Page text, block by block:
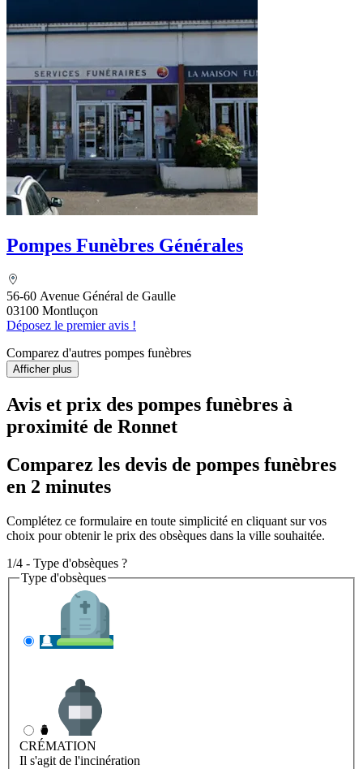
Pompes Funèbres Générales
56-60 Avenue Général de Gaulle
03100 Montluçon
Déposez le premier avis !
Comparez d'autres pompes funèbres
Afficher plus
Avis et prix des pompes funèbres à
proximité de Ronnet
Comparez les devis de pompes funèbres
en 2 minutes
Complétez ce formulaire en toute simplicité en cliquant sur vos
choix pour obtenir le prix des obsèques dans la ville souhaitée.
1/4 - Type d'obsèques ?
Type d'obsèques
CRÉMATION
Il s'agit de l'incinération